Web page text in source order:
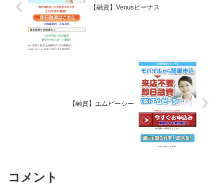
【融資】Venusビーナス
【融資】エムピーシー
コメント